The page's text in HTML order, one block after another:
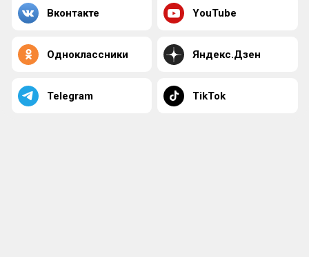
Вконтакте YouTube
Одноклассники Яндекс.Дзен
Telegram TikTok